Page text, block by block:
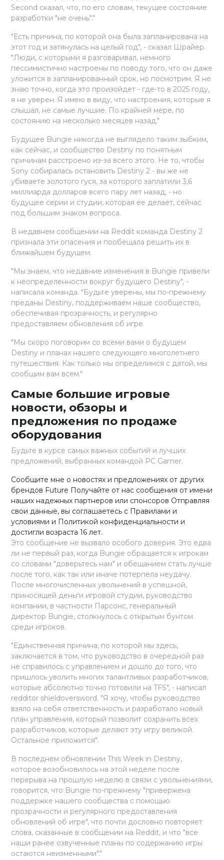
Second сказал, что, по его словам, текущее состояние
разработки "не очень"."
"Есть причина, по которой она была запланирована на
этот год и затянулась на целый год", - сказал Шрайер.
"Люди, с которыми я разговаривал, немного
пессимистично настроены по поводу того, что он даже
уложится в запланированный срок, но посмотрим. Я не
знаю точно, когда это произойдет - где-то в 2025 году,
я не уверен. Я имею в виду, что настроения, которые я
слышал, не самые лучшие. По крайней мере, по
состоянию на несколько месяцев назад."
Будущее Bungie никогда не выглядело таким зыбким,
как сейчас, и сообщество Destiny по понятным
причинам расстроено из-за всего этого. Не то, чтобы
Sony собиралась остановить Destiny 2 - вы же не
убиваете золотого гуся, за которого заплатили 3,6
миллиарда долларов всего пару лет назад, - но
будущее серии и студии, которая ее делает, сейчас
под большим знаком вопроса.
В недавнем сообщении на Reddit команда Destiny 2
признала эти опасения и пообещала решить их в
ближайшем будущем.
"Мы знаем, что недавние изменения в Bungie привели
к неопределенности вокруг будущего Destiny", -
написала команда. "Будьте уверены, мы по-прежнему
преданы Destiny, поддерживаем наше сообщество,
обеспечивая прозрачность, и регулярно
предоставляем обновления об игре.
"Мы скоро поговорим со всеми вами о будущем
Destiny и планах нашего следующего многолетнего
путешествия. Как только мы определимся с датой, мы
сообщим вам всем."
Самые большие игровые
новости, обзоры и
предложения по продаже
оборудования
Будьте в курсе самых важных событий и лучших
предложений, выбранных командой PC Gamer.
Сообщите мне о новостях и предложениях от других
брендов Future Получайте от нас сообщения от имени
наших надежных партнеров или спонсоров Отправляя
свои данные, вы соглашаетесь с Правилами и
условиями и Политикой конфиденциальности и
достигли возраста 16 лет.
Это сообщение не вызвало особого доверия. Это едва
ли не первый раз, когда Bungie обращается к игрокам
со словами "доверьтесь нам" и обещанием стать лучше
после того, как так или иначе потерпела неудачу.
После многочисленных увольнений в успешной,
приносящей деньги игровой студии, руководство
компании, в частности Парсонс, генеральный
директор Bungie, столкнулось с открытым бунтом
среди игроков.
"Единственная причина, по которой мы здесь,
заключается в том, что руководство в очередной раз
не справилось с управлением и дошло до того, что
пришлось уволить многих талантливых разработчиков,
которые абсолютно точно готовили на TFS", - написал
redditor shieldoversword. "Я хочу, чтобы руководство
взяло на себя ответственность и разработало новый
план управления, который позволит сохранить всех
разработчиков, которые делают эту игру великой.
Остальное приложится".
В последнем обновлении This Week in Destiny,
которое возобновилось на этой неделе после
перерыва на прошлую неделю в связи с увольнениями,
говорится, что Bungie по-прежнему "привержена
поддержке нашего сообщества с помощью
прозрачности и регулярного предоставления
обновлений об игре", что почти дословно повторяет
слова, сказанные в сообщении на Reddit, и что "все
наши ранее озвученные планы по содержанию игры
остаются неизменными"."